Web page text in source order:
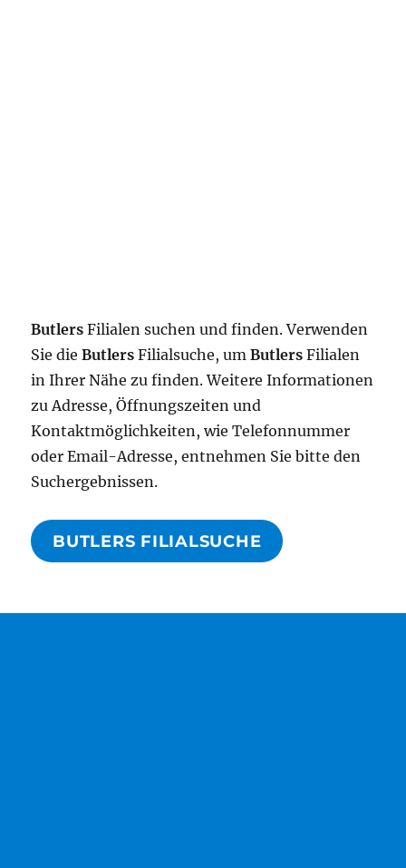
Butlers Filialen suchen und finden. Verwenden
Sie dieButlers Filialsuche, umButlers Filialen
in Ihrer Nähe zu finden. Weitere Informationen
zu Adresse, Öffnungszeiten und
Kontaktmöglichkeiten, wie Telefonnummer
oder Email-Adresse, entnehmen Sie bitte den
Suchergebnissen.
BUTLERS FILIALSUCHE